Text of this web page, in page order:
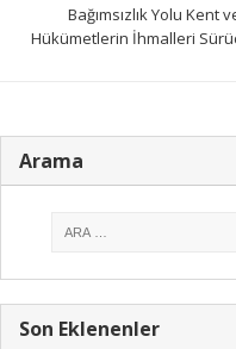
Bağımsızlık Yolu Kent
Hükümetlerin İhmalleri
Arama
Son Eklenenler